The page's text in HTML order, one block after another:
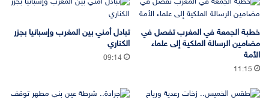
خطبة الجمعة في المغرب تفصل في
مضامين الرسالة الملكية إلى علماء
الأمة
11:15
تبادل أمني بين المغرب وإسبانيا بجزر
الكناري
09:14